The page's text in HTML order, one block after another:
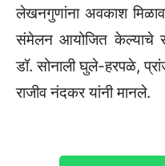
लेखनगुणांना अवकाश
संमेलन आयोजित केल्याचे
डॉ. सोनाली घुले-हरपळे,
राजीव नंदकर यांनी मानले.